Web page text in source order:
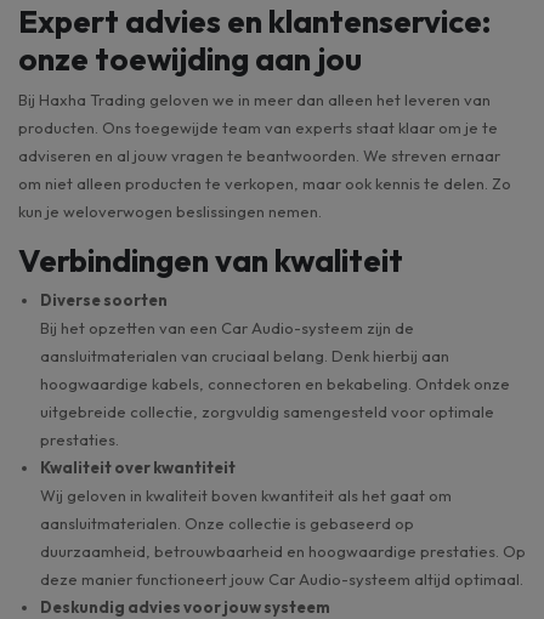
Expert advies en klantenservice:
onze toewijding aan jou
Bij Haxha Trading geloven we in meer dan alleen het leveren van
producten. Ons toegewijde team van experts staat klaar om je te
adviseren en al jouw vragen te beantwoorden. We streven ernaar
om niet alleen producten te verkopen, maar ook kennis te delen. Zo
kun je weloverwogen beslissingen nemen.
Verbindingen van kwaliteit
Diverse soorten
Bij het opzetten van een Car Audio-systeem zijn de
aansluitmaterialen van cruciaal belang. Denk hierbij aan
hoogwaardige kabels, connectoren en bekabeling. Ontdek onze
uitgebreide collectie, zorgvuldig samengesteld voor optimale
prestaties.
Kwaliteit over kwantiteit
Wij geloven in kwaliteit boven kwantiteit als het gaat om
aansluitmaterialen. Onze collectie is gebaseerd op
duurzaamheid, betrouwbaarheid en hoogwaardige prestaties. Op
deze manier functioneert jouw Car Audio-systeem altijd optimaal.
Deskundig advies voor jouw systeem